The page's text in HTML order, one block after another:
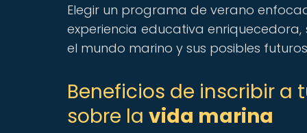
Elegir un programa de verano
experiencia educativa
el mundo marino y sus posibles
Beneficios de inscribir a
sobre la vida marina